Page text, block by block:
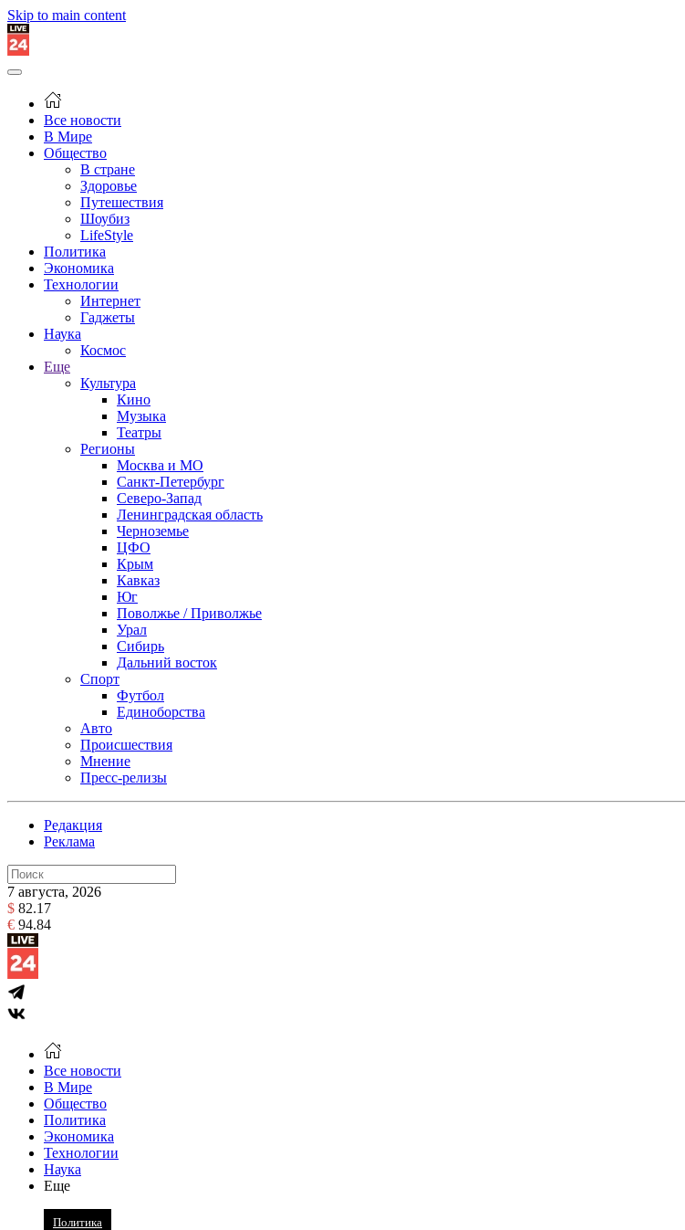
Skip to main content
Все новости
В Мире
Общество
В стране
Здоровье
Путешествия
Шоубиз
LifeStyle
Политика
Экономика
Технологии
Интернет
Гаджеты
Наука
Космос
Еще
Культура
Кино
Музыка
Театры
Регионы
Москва и МО
Санкт-Петербург
Северо-Запад
Ленинградская область
Черноземье
ЦФО
Крым
Кавказ
Юг
Поволжье / Приволжье
Урал
Сибирь
Дальний восток
Спорт
Футбол
Единоборства
Авто
Происшествия
Мнение
Пресс-релизы
Редакция
Реклама
7 августа, 2026
$ 82.17
€ 94.84
Все новости
В Мире
Общество
Политика
Экономика
Технологии
Наука
Еще
Политика